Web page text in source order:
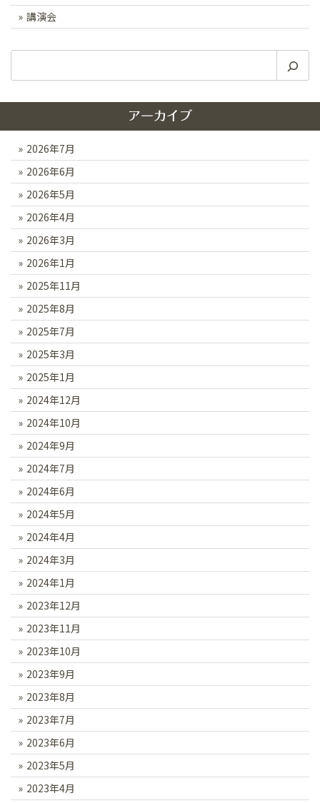
講演会
アーカイブ
2026年7月
2026年6月
2026年5月
2026年4月
2026年3月
2026年1月
2025年11月
2025年8月
2025年7月
2025年3月
2025年1月
2024年12月
2024年10月
2024年9月
2024年7月
2024年6月
2024年5月
2024年4月
2024年3月
2024年1月
2023年12月
2023年11月
2023年10月
2023年9月
2023年8月
2023年7月
2023年6月
2023年5月
2023年4月